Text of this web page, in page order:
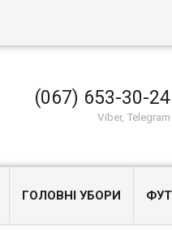
(067) 653-30-24
Viber, Telegram
ГОЛОВНІ УБОРИ